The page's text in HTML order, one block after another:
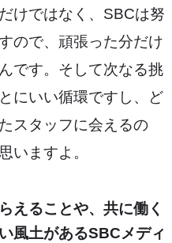
けではなく、SBCは努
ので、頑張った分だけ
です。そして次なる挑
にいい循環ですし、ど
スタッフに会えるの
いますよ。
えることや、共に働く
風土があるSBCメディ